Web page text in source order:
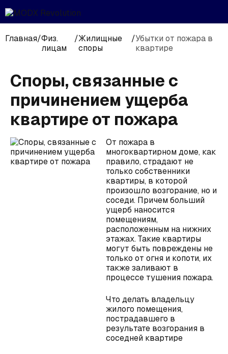
Главная/Физ.
лицам
/Жилищные
споры
/Убытки от пожара в
квартире
Споры, связанные с
причинением ущерба
квартире от пожара
От пожара в
многоквартирном доме, как
правило, страдают не
только собственники
квартиры, в которой
произошло возгорание, но и
соседи. Причем больший
ущерб наносится
помещениям,
расположенным на нижних
этажах. Такие квартиры
могут быть повреждены не
только от огня и копоти, их
также заливают в
процессе тушения пожара.
Что делать владельцу
жилого помещения,
пострадавшего в
результате возгорания в
соседней квартире